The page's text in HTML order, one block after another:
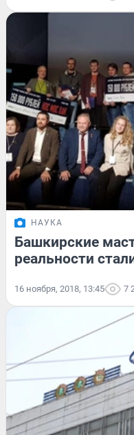
НАУКА
Башкирские
реальности
16 ноября, 2018, 13:45 7